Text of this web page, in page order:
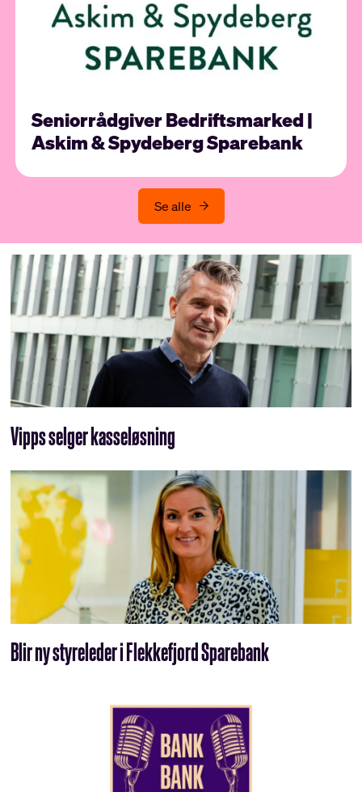
Seniorrådgiver Bedriftsmarked |
Askim & Spydeberg Sparebank
Se alle
Vipps selger kasseløsning
Blir ny styreleder i Flekkefjord Sparebank